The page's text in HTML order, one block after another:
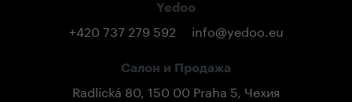
Yedoo
+420 737 279 592 info@yedoo.eu
Салон и Продажа
Radlická 80, 150 00 Praha 5, Чехия